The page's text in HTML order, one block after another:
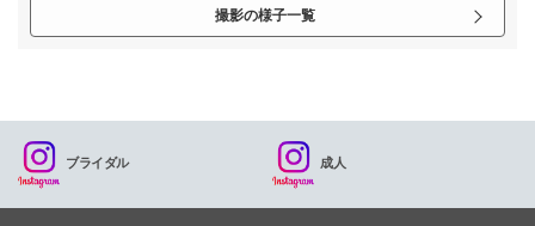
撮影の様子一覧
ブライダル 成人